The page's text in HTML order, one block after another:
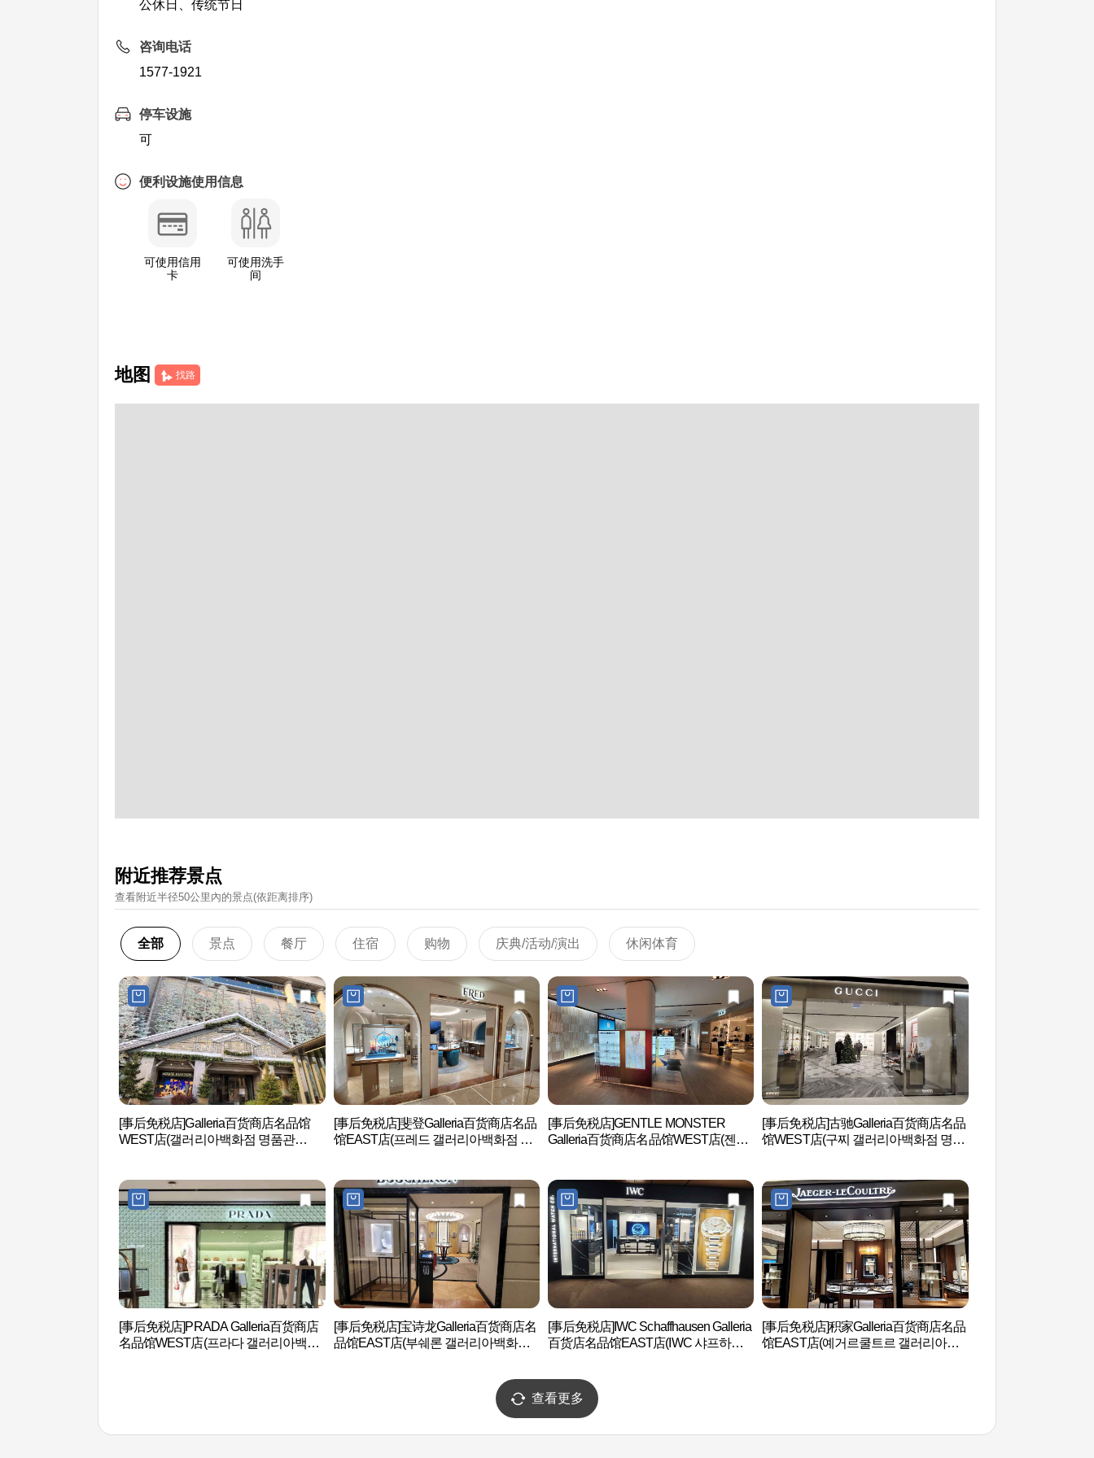
公休日、传统节日
咨询电话
1577-1921
停车设施
可
便利设施使用信息
可使用信用
卡
可使用洗手
间
地图 找路
附近推荐景点
查看附近半径50公里內的景点(依距离排序)
全部 景点 餐厅 住宿 购物 庆典/活动/演出 休闲体育
[事后免税店]Galleria百货商店名品馆
WEST店(갤러리아백화점 명품관
[事后免税店]斐登Galleria百货商店名品
馆EAST店(프레드 갤러리아백화점 명
[事后免税店]GENTLE MONSTER
Galleria百货商店名品馆WEST店(젠틀
[事后免税店]古驰Galleria百货商店名品
馆WEST店(구찌 갤러리아백화점 명품
[事后免税店]PRADA Galleria百货商店
名品馆WEST店(프라다 갤러리아백화
[事后免税店]宝诗龙Galleria百货商店名
品馆EAST店(부쉐론 갤러리아백화점
[事后免税店]IWC Schaffhausen Galleria
百货店名品馆EAST店(IWC 샤프하우
[事后免税店]积家Galleria百货商店名品
馆EAST店(예거르쿨트르 갤러리아백
查看更多